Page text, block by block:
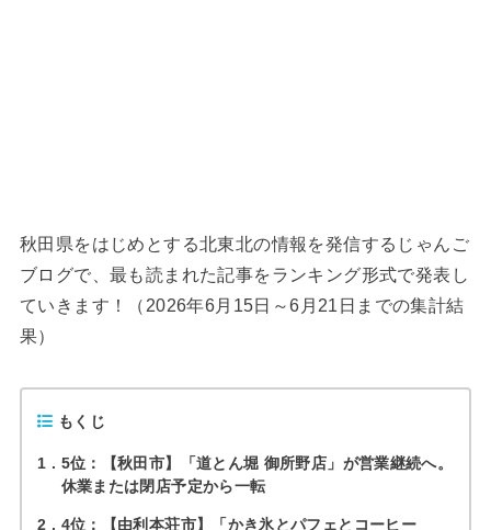
秋田県をはじめとする北東北の情報を発信するじゃんご
ブログで、最も読まれた記事をランキング形式で発表し
ていきます！（2026年6月15日～6月21日までの集計結
果）
もくじ
1
5位：【秋田市】「道とん堀 御所野店」が営業継続へ。
休業または閉店予定から一転
2
4位：【由利本荘市】「かき氷とパフェとコーヒー